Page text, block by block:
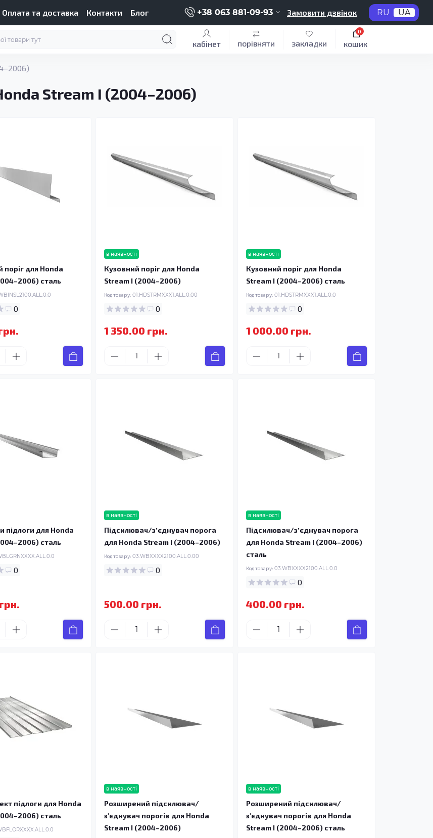
Оплата та доставка Контакти Блог +38 063 881-09-93 Замовити дзвінок RU UA
кабінет порівняти закладки кошик
0
Stream I (2004–2006)
поріг для Honda
сталь
0
в наявності
Кузовний поріг для Honda
Stream I (2004–2006)
Код товару: 01.HDSTRMXXX1.ALL.0.00
0
1 350.00 грн.
в наявності
Кузовний поріг для Honda
Stream I (2004–2006) сталь
Код товару: 01.HDSTRMXXX1.ALL.0.0
0
1 000.00 грн.
підлоги для Honda
сталь
0
в наявності
Підсилювач/зʼєднувач порога
для Honda Stream I (2004–2006)
Код товару: 03.WBXXXX2100.ALL.0.00
0
500.00 грн.
в наявності
Підсилювач/зʼєднувач порога
для Honda Stream I (2004–2006)
сталь
Код товару: 03.WBXXXX2100.ALL.0.0
0
400.00 грн.
підлоги для Honda
сталь
в наявності
Розширений підсилювач/
з'єднувач порогів для Honda
Stream I (2004–2006)
в наявності
Розширений підсилювач/
з'єднувач порогів для Honda
Stream I (2004–2006) сталь